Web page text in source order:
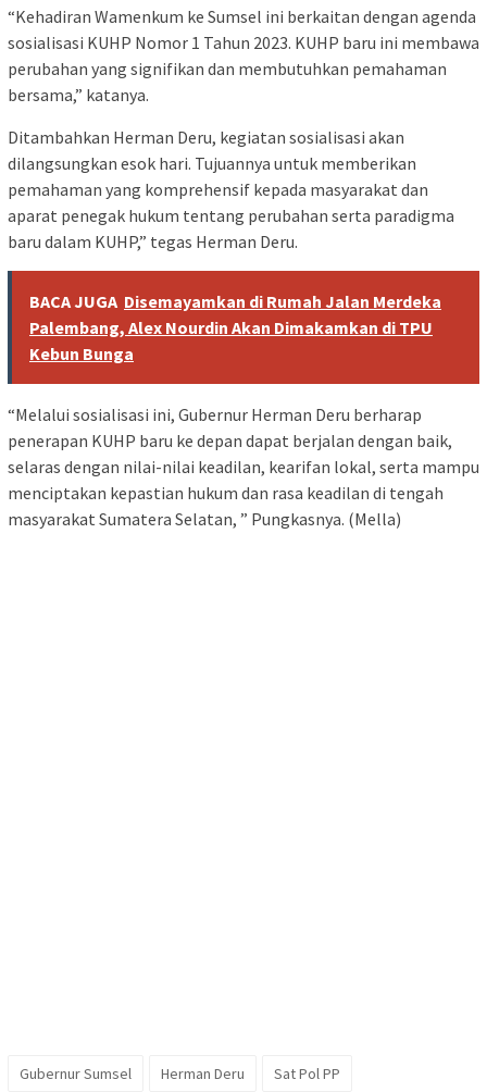
“Kehadiran Wamenkum ke Sumsel ini berkaitan dengan agenda
sosialisasi KUHP Nomor 1 Tahun 2023. KUHP baru ini membawa
perubahan yang signifikan dan membutuhkan pemahaman
bersama,” katanya.
Ditambahkan Herman Deru, kegiatan sosialisasi akan
dilangsungkan esok hari. Tujuannya untuk memberikan
pemahaman yang komprehensif kepada masyarakat dan
aparat penegak hukum tentang perubahan serta paradigma
baru dalam KUHP,” tegas Herman Deru.
BACA JUGA Disemayamkan di Rumah Jalan Merdeka
Palembang, Alex Nourdin Akan Dimakamkan di TPU
Kebun Bunga
“Melalui sosialisasi ini, Gubernur Herman Deru berharap
penerapan KUHP baru ke depan dapat berjalan dengan baik,
selaras dengan nilai-nilai keadilan, kearifan lokal, serta mampu
menciptakan kepastian hukum dan rasa keadilan di tengah
masyarakat Sumatera Selatan, ” Pungkasnya. (Mella)
Gubernur Sumsel Herman Deru Sat Pol PP